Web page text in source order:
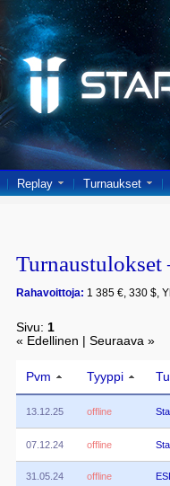
Replay Turnaukset
Rahavoittoja: 1 385 €, 330 $,
Sivu: 1
« Edellinen | Seuraava »
Pvm Tyyppi
13.12.25 offline
07.12.24 offline
31.05.24 offline